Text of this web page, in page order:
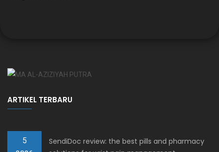
ARTIKEL TERBARU
5
SendiDoc review: the best pills and pharmacy